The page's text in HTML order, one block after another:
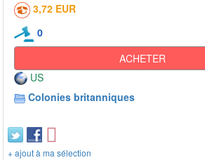
3,72 EUR
0
ACHETER
US
Colonies britanniques
+ ajout à ma sélection